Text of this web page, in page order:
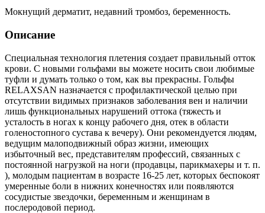
Мокнущий дерматит, недавний тромбоз, беременность.
Описание
Специальная технология плетения создает правильный отток
крови. С новыми гольфами вы можете носить свои любимые
туфли и думать только о том, как вы прекрасны. Гольфы
RELAXSAN назначается с профилактической целью при
отсутствии видимых признаков заболевания вен и наличии
лишь функциональных нарушений оттока (тяжесть и
усталость в ногах к концу рабочего дня, отек в области
голеностопного сустава к вечеру). Они рекомендуется людям,
ведущим малоподвижный образ жизни, имеющих
избыточный вес, представителям профессий, связанных с
постоянной нагрузкой на ноги (продавцы, парикмахеры и т. п.
), молодым пациентам в возрасте 16-25 лет, которых беспокоят
умеренные боли в нижних конечностях или появляются
сосудистые звездочки, беременным и женщинам в
послеродовой период.